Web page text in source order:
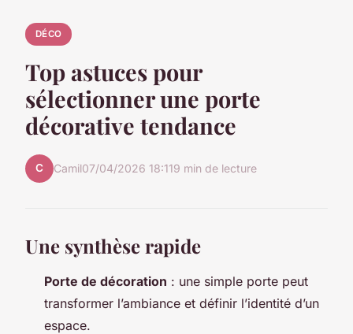
DÉCO
Top astuces pour
sélectionner une porte
décorative tendance
C Camil07/04/2026 18:119 min de lecture
Une synthèse rapide
Porte de décoration : une simple porte peut
transformer l’ambiance et définir l’identité d’un
espace.